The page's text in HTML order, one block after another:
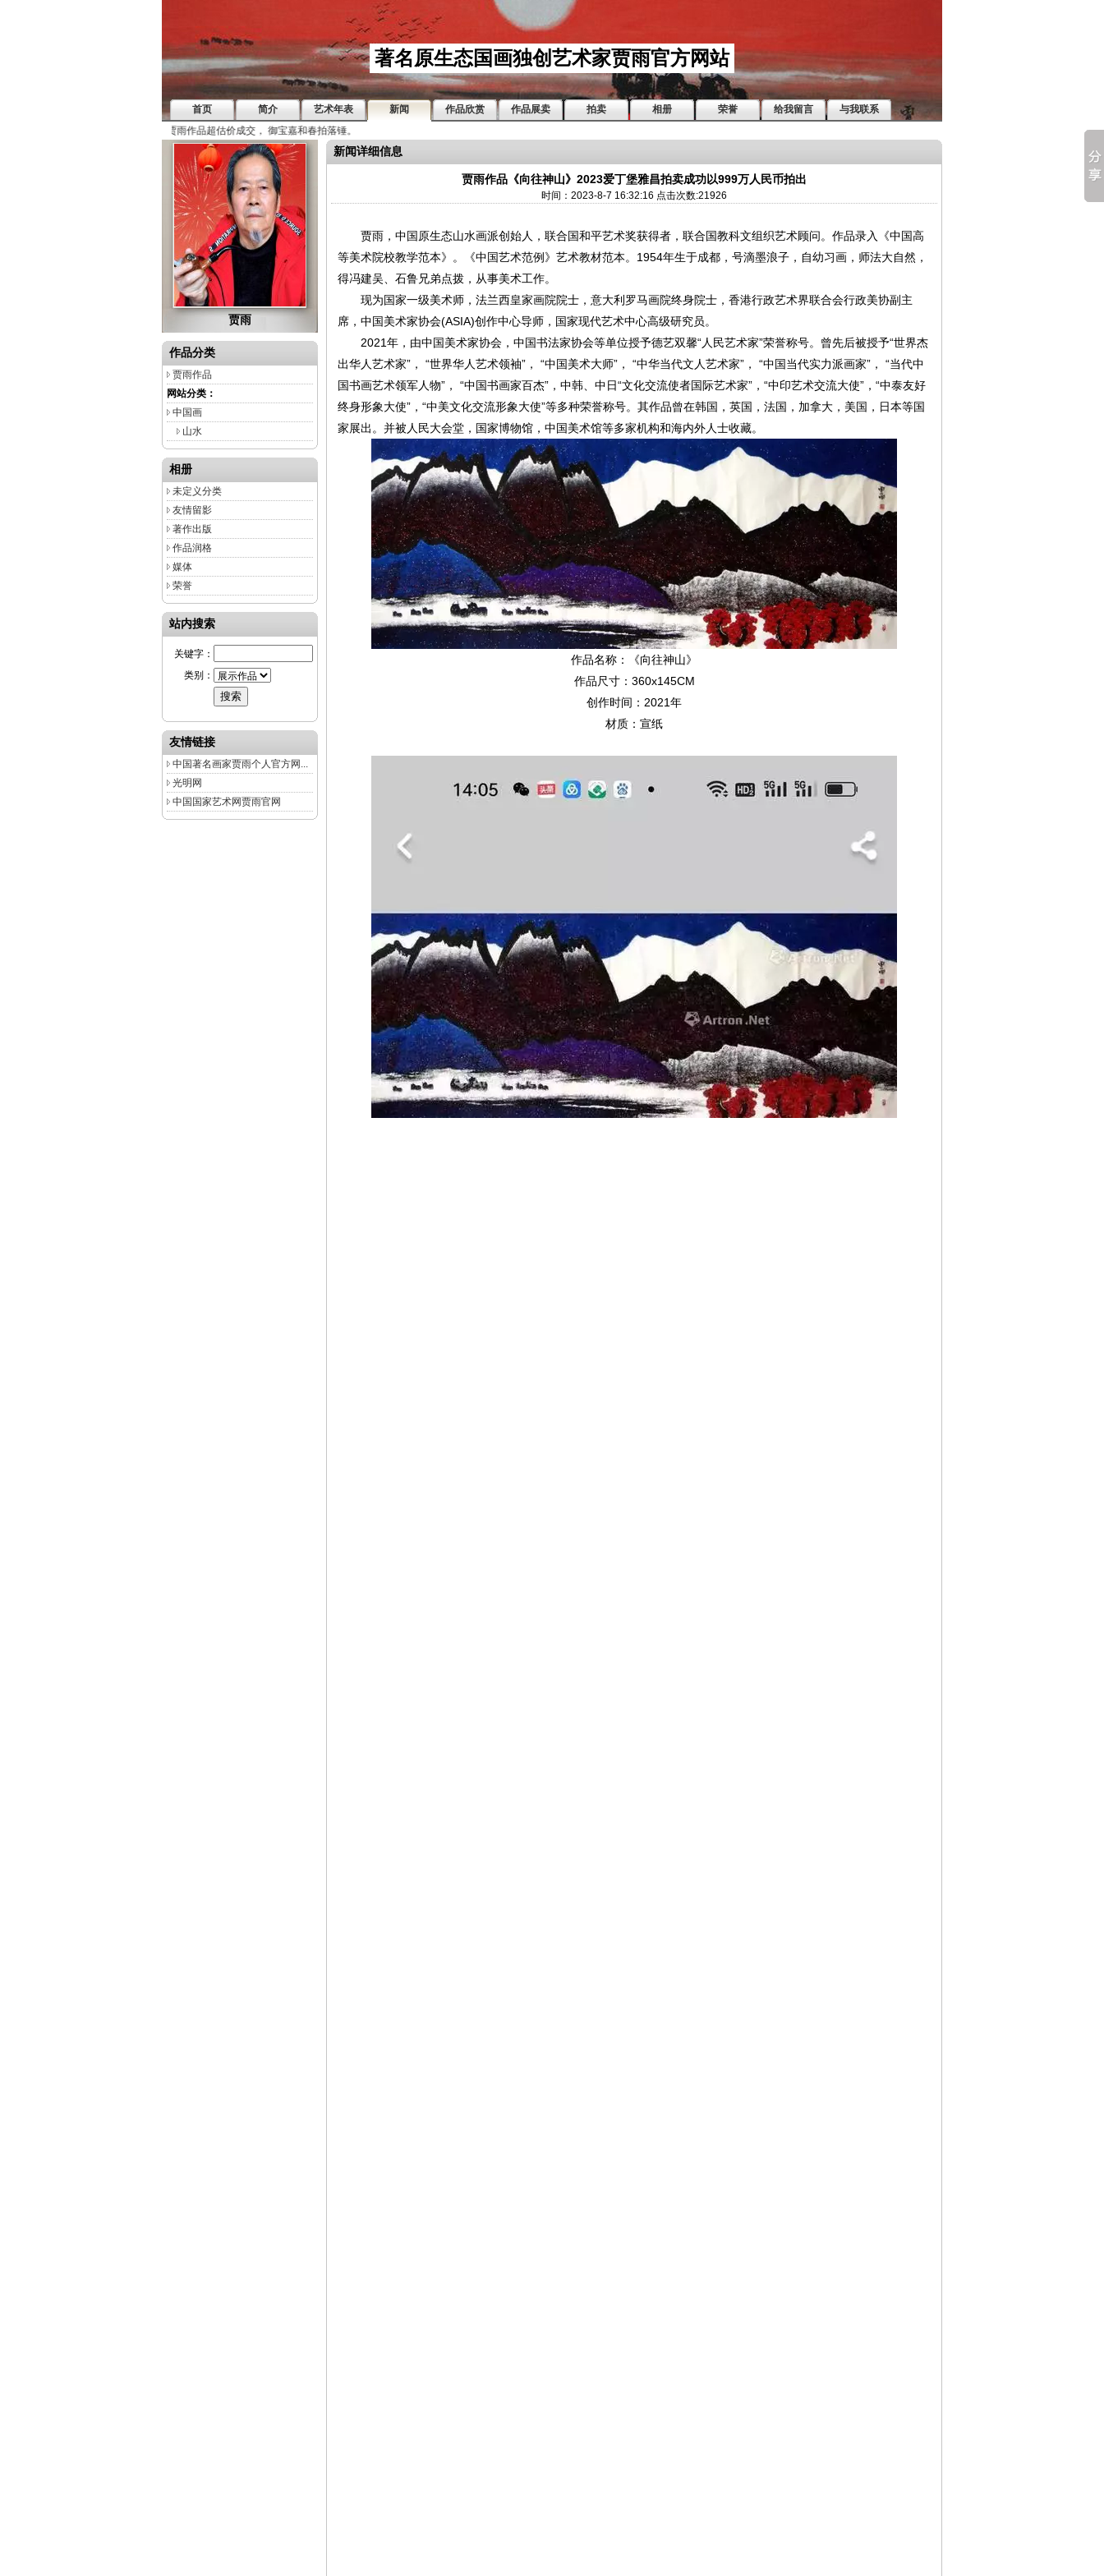
著名原生态国画独创艺术家贾雨官方网站
首页 简介 艺术年表 新闻 作品欣赏 作品展卖 拍卖 相册 荣誉 给我留言
与我联系
贾雨作品超估价成交， 御宝嘉和春拍落锤。
贾雨
作品分类
贾雨作品
网站分类：
中国画
山水
相册
未定义分类
友情留影
著作出版
作品润格
媒体
荣誉
站内搜索
关键字：
类别：
友情链接
中国著名画家贾雨个人官方网...
光明网
中国国家艺术网贾雨官网
新闻详细信息
贾雨作品《向往神山》2023爱丁堡雅昌拍卖成功以999万人民币拍出
时间：2023-8-7 16:32:16 点击次数:21926
贾雨，中国原生态山水画派创始人，联合国和平艺术奖获得者，联合国教科文组织艺术顾问。作品录入《中国高
等美术院校教学范本》。《中国艺术范例》艺术教材范本。1954年生于成都，号滴墨浪子，自幼习画，师法大自然，
得冯建吴、石鲁兄弟点拨，从事美术工作。
现为国家一级美术师，法兰西皇家画院院士，意大利罗马画院终身院士，香港行政艺术界联合会行政美协副主
席，中国美术家协会(ASIA)创作中心导师，国家现代艺术中心高级研究员。
2021年，由中国美术家协会，中国书法家协会等单位授予德艺双馨“人民艺术家”荣誉称号。曾先后被授予“世界杰
出华人艺术家”， “世界华人艺术领袖”， “中国美术大师”， “中华当代文人艺术家”， “中国当代实力派画家”， “当代中
国书画艺术领军人物”， “中国书画家百杰”，中韩、中日“文化交流使者国际艺术家”，“中印艺术交流大使”，“中泰友好
终身形象大使”，“中美文化交流形象大使”等多种荣誉称号。其作品曾在韩国，英国，法国，加拿大，美国，日本等国
家展出。并被人民大会堂，国家博物馆，中国美术馆等多家机构和海内外人士收藏。
作品名称：《向往神山》
作品尺寸：360x145CM
创作时间：2021年
材质：宣纸